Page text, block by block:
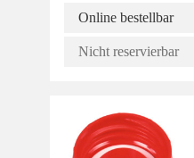
Online bestellbar
Nicht reservierbar